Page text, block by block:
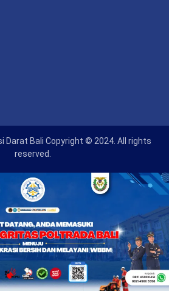
Darat Bali Copyright © 2024. All rights
reserved.